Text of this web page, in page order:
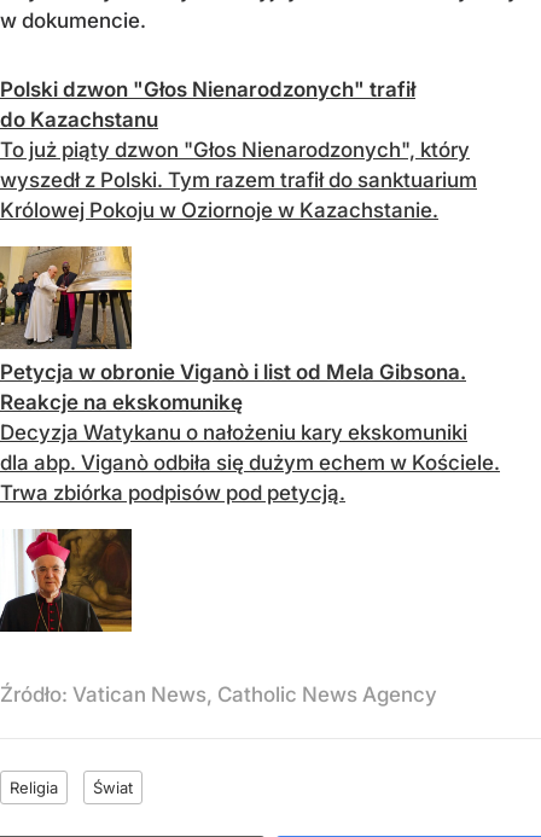
w dokumencie.
Polski dzwon "Głos Nienarodzonych" trafił
do Kazachstanu
To już piąty dzwon "Głos Nienarodzonych", który
wyszedł z Polski. Tym razem trafił do sanktuarium
Królowej Pokoju w Oziornoje w Kazachstanie.
Petycja w obronie Viganò i list od Mela Gibsona.
Reakcje na ekskomunikę
Decyzja Watykanu o nałożeniu kary ekskomuniki
dla abp. Viganò odbiła się dużym echem w Kościele.
Trwa zbiórka podpisów pod petycją.
Źródło: Vatican News, Catholic News Agency
Religia Świat